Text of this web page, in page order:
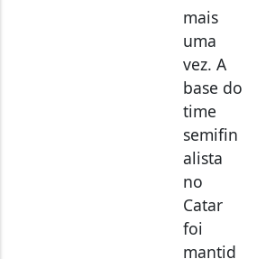
uma
vez. A
base do
time
semifin
alista
no
Catar
foi
mantid